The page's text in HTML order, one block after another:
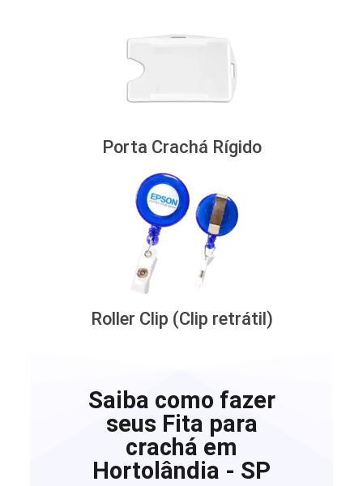
Porta Crachá Rígido
Roller Clip (Clip retrátil)
Saiba como fazer
seus Fita para
crachá em
Hortolândia - SP